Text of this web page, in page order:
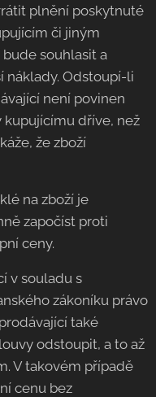
plnění poskytnuté
či jiným
souhlasit a
náklady. Odstoupí-li
není povinen
dříve, než
že zboží
na zboží je
započíst proti
ceny.
v souladu s
zákoníku právo
také
odstoupit, a to až
V takovém případě
cenu bez